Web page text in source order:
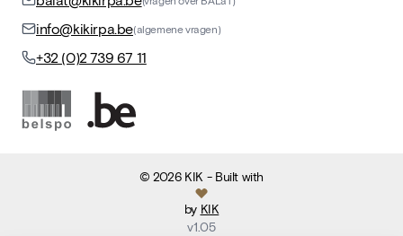
info@kikirpa.be(algemene vragen)
+32 (0)2 739 67 11
©2026 KIK - Built with
by KIK
v1.05